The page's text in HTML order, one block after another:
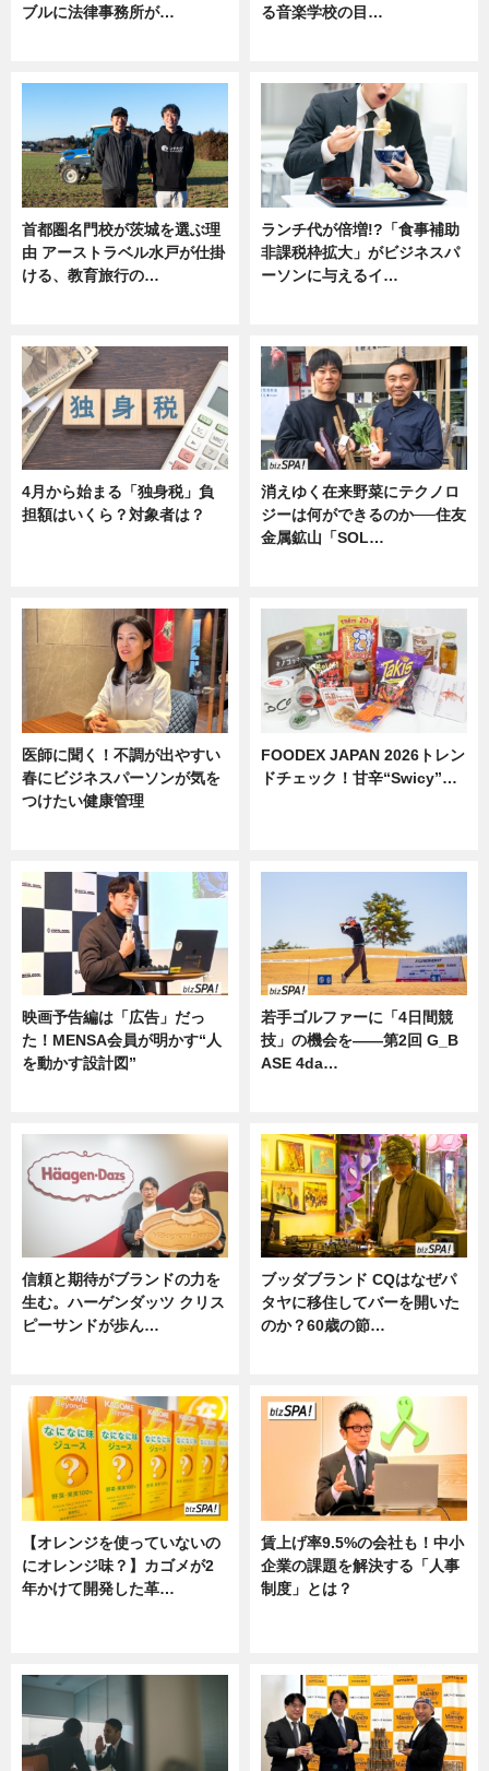
ブルに法律事務所が…
る音楽学校の目…
首都圏名門校が茨城を選ぶ理
由 アーストラベル水戸が仕掛
ける、教育旅行の…
ランチ代が倍増!?「食事補助
非課税枠拡大」がビジネスパ
ーソンに与えるイ…
4月から始まる「独身税」負
担額はいくら？対象者は？
消えゆく在来野菜にテクノロ
ジーは何ができるのか──住友
金属鉱山「SOL…
医師に聞く！不調が出やすい
春にビジネスパーソンが気を
つけたい健康管理
FOODEX JAPAN 2026トレン
ドチェック！甘辛“Swicy”…
映画予告編は「広告」だっ
た！MENSA会員が明かす“人
を動かす設計図”
若手ゴルファーに「4日間競
技」の機会を——第2回 G_B
ASE 4da…
信頼と期待がブランドの力を
生む。ハーゲンダッツ クリス
ピーサンドが歩ん…
ブッダブランド CQはなぜパ
タヤに移住してバーを開いた
のか？60歳の節…
【オレンジを使っていないの
にオレンジ味？】カゴメが2
年かけて開発した革…
賃上げ率9.5%の会社も！中小
企業の課題を解決する「人事
制度」とは？